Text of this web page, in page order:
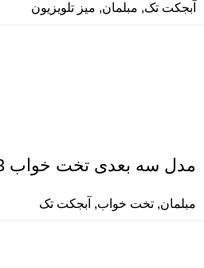
آبجکت تک, مبلمان, میز تلویزیون
مدل سه بعدی تخت خواب 0003
مبلمان, تخت خواب, آبجکت تک